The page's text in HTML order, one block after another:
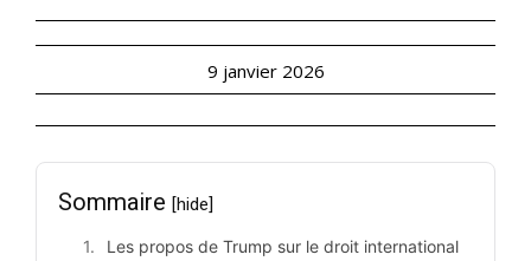
9 janvier 2026
Sommaire [hide]
Les propos de Trump sur le droit international